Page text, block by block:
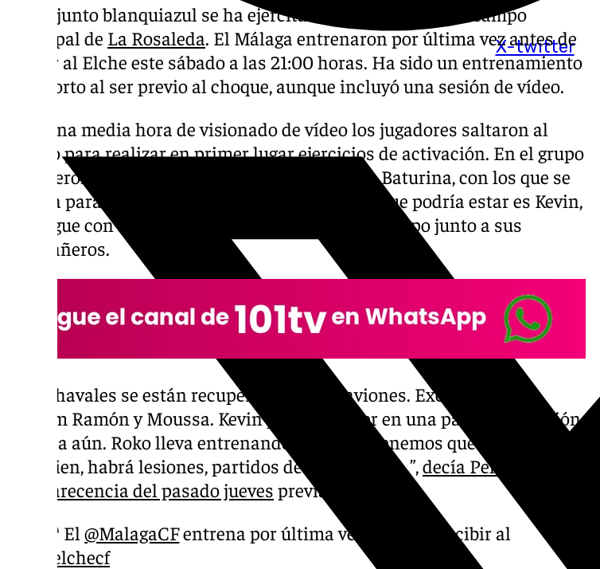
X-twitter
El conjunto blanquiazul se ha ejercitado este viernes en el campo
principal de La Rosaleda. El Málaga entrenaron por última vez antes de
recibir al Elche este sábado a las 21:00 horas. Ha sido un entrenamiento
más corto al ser previo al choque, aunque incluyó una sesión de vídeo.
Tras una media hora de visionado de vídeo los jugadores saltaron al
campo para realizar en primer lugar ejercicios de activación. En el grupo
estuvieron nuevamente David Larrubia y Roko Baturina, con los que se
cuenta para el partido ante los ilicitanos. Otro que podría estar es Kevin,
que sigue con su reincorporación y sumó más tiempo junto a sus
compañeros.
«Los chavales se están recuperando como aviones. Exceptuando a
Haitam Ramón y Moussa. Kevin participó ayer en una parte de la sesión
y queda aún. Roko lleva entrenando dos días. Tenemos que ir ajustando
muy bien, habrá lesiones, partidos de selecciones…”,decía Pellicer en la
comparecencia del pasado jueves previa al duelo.
El ⁦@MalagaCF⁩ entrena por última vez antes de recibir al
@elchecf